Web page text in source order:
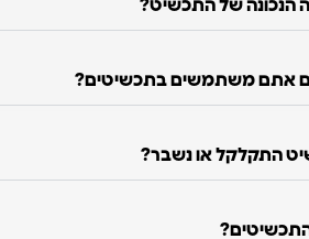
הנכונה של התכשיט?
אתם משתמשים בתכשיטים?
התקלקל או נשבר?